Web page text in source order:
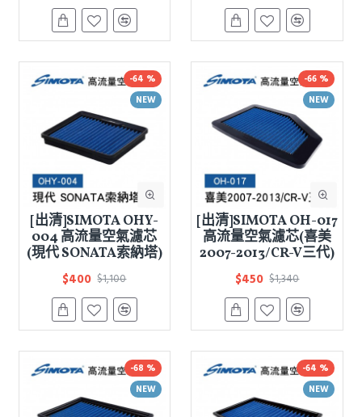
NEW
-64 %
[出清]SIMOTA OHY-
004 高流量空氣濾芯
(現代 SONATA索納塔)
$400 $1,100
NEW
-66 %
[出清]SIMOTA OH-017
高流量空氣濾芯(喜美
2007-2013/CR-V三代)
$450 $1,340
NEW
-68 %
NEW
-64 %